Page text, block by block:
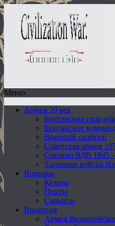
Меню
Армия 20 век
Британские
Британские
Военный снайпер
Советская армия
Спецназ ВДВ 1945
Танковые войска
Варвары
Кельты
Пикты
Сарматы
Византия
Армия